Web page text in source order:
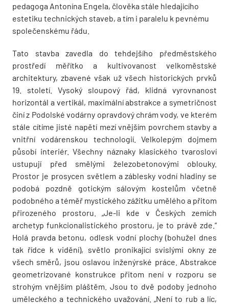
pedagoga Antonína Engela, člověka stále hledajícího
estetiku technických staveb, a tím i paralelu k pevnému
společenskému řádu.
Tato stavba zavedla do tehdejšího předměstského
prostředí měřítko a kultivovanost velkoměstské
architektury, zbavené však už všech historických prvků
19. století. Vysoký sloupový řád, klidná vyrovnanost
horizontál a vertikál, maximální abstrakce a symetričnost
činí z Podolské vodárny opravdový chrám vody, ve kterém
stále cítíme jisté napětí mezí vnějším povrchem stavby a
vnitřní vodárenskou technologií. Velkolepým dojmem
působí interiér. Všechny náznaky klasického tvarosloví
ustupují před smělými železobetonovými oblouky.
Prostor je prosycen světlem a záblesky vodní hladiny se
podobá pozdně gotickým sálovým kostelům včetně
podobného a téměř mystického zážitku umělého a přitom
přirozeného prostoru. „Je-li kde v Českých zemích
archetyp funkcionalistického prostoru, je to právě zde.“
Holá pravda betonu, odlesk vodní plochy (bohužel dnes
tak řídce k vidění), světlo pronikající svislými okny ze
všech směrů, jsou oslavou inženýrské práce. Abstrakce
geometrizované konstrukce přitom není v rozporu se
strohým vnějším pláštěm. Jsou to dvě podoby jednoho
uměleckého a technického uvažování. „Není to rub a líc,